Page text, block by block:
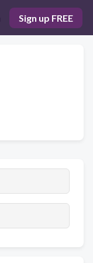
Sign up FREE